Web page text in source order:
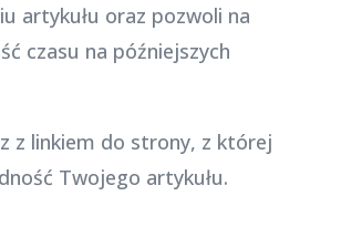
artykułu oraz pozwoli na
czasu na późniejszych
z linkiem do strony, z której
Twojego artykułu.